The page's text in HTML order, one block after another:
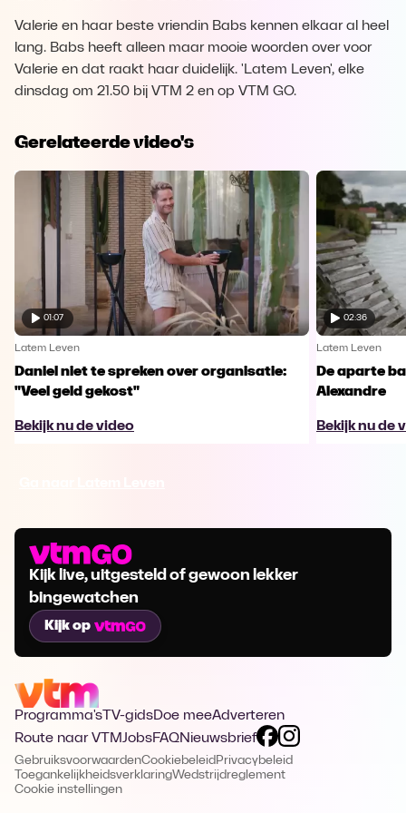
Valerie en haar beste vriendin Babs kennen elkaar al heel
lang. Babs heeft alleen maar mooie woorden over voor
Valerie en dat raakt haar duidelijk. 'Latem Leven', elke
dinsdag om 21.50 bij VTM 2 en op VTM GO.
Gerelateerde video's
01:07
Latem Leven
Daniel niet te spreken over organisatie:
"Veel geld gekost"
Bekijk nu de video
02:36
Latem Leven
De aparte
Alexandre
Bekijk nu de
Kijk live, uitgesteld of gewoon lekker
bingewatchen
Kijk op
Programma's TV-gidsDoe meeAdverteren
Route naar VTMJobsFAQNieuwsbrief
GebruiksvoorwaardenCookiebeleid Privacybeleid
ToegankelijkheidsverklaringWedstrijdreglement
Cookie instellingen